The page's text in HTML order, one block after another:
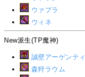
ウァプラ
ウィネ
New派生(TP魔神)
誠壁アーゲンティ
森狩ラウム